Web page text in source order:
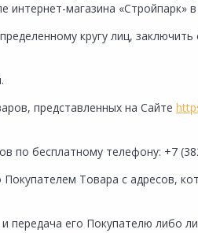
магазина «Стройпарк»
кругу лиц,
представленных на Сайте
по бесплатному телефону: +7
Товара с адресов,
передача его Покупателю либо